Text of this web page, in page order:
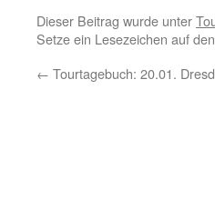
Dieser Beitrag wurde unter
Setze ein Lesezeichen auf den
← Tourtagebuch: 20.01.